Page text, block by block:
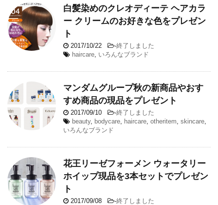
白髪染めのクレオディーテ ヘアカラ
ー クリームのお好きな色をプレゼン
ト
2017/10/22 -終了しました
haircare いろんなブランド
マンダムグループ秋の新商品やおす
すめ商品の現品をプレゼント
2017/09/10 -終了しました
beauty, bodycare haircare otheritem skincare
いろんなブランド
花王リーゼフォーメン ウォータリー
ホイップ現品を3本セットでプレゼン
ト
2017/09/08 -終了しました